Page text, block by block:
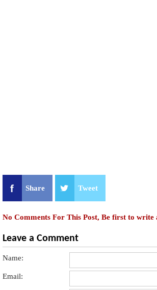
Share Tweet
No Comments For This Post, Be first to write
Leave a Comment
Name:
Email: